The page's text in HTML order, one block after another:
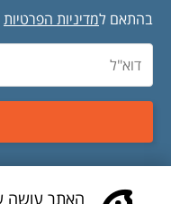
בהתאם למדיניות הפרטיות
טיסות זולות